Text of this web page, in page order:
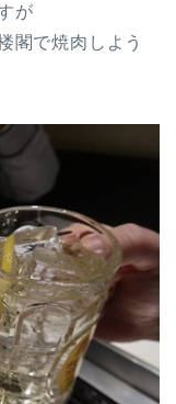
が
閣で焼肉しよう